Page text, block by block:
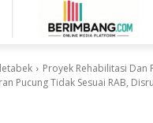
Proyek Rehabilitasi Dan
Pucung Tidak Sesuai RAB,